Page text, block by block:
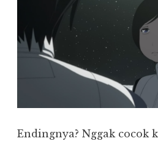
Endingnya? Nggak cocok